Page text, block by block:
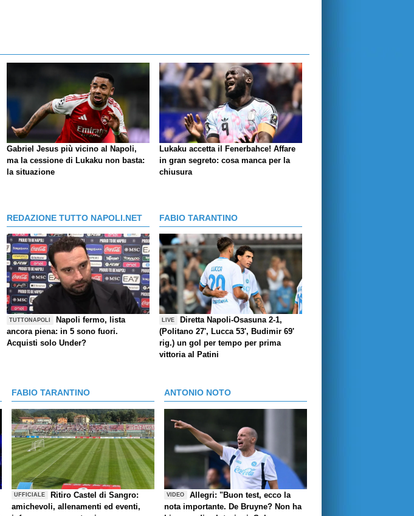
Gabriel Jesus più vicino al Napoli,
ma la cessione di Lukaku non basta:
la situazione
Lukaku accetta il Fenerbahce! Affare
in gran segreto: cosa manca per la
chiusura
REDAZIONE TUTTO NAPOLI.NET
TUTTONAPOLI
Napoli fermo, lista
ancora piena: in 5 sono fuori.
Acquisti solo Under?
FABIO TARANTINO
LIVE
Diretta Napoli-Osasuna 2-1,
(Politano 27', Lucca 53', Budimir 69'
rig.) un gol per tempo per prima
vittoria al Patini
FABIO TARANTINO
UFFICIALE
Ritiro Castel di Sangro:
amichevoli, allenamenti ed eventi,
ANTONIO NOTO
VIDEO
Allegri: "Buon test, ecco la
nota importante. De Bruyne? Non ha